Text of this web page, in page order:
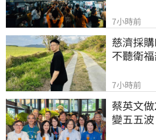
7小時前
慈濟採
不聽衛
7小時前
蔡英文
變五五波